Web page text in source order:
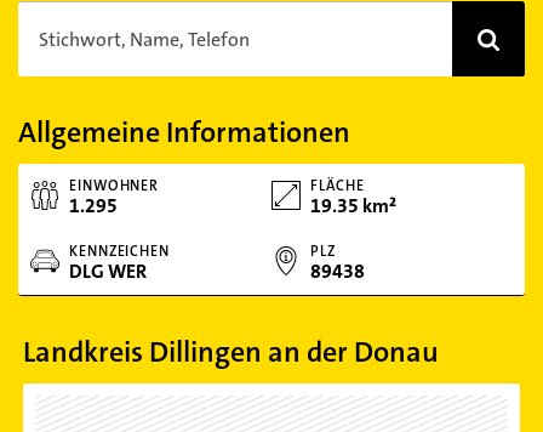
Stichwort, Name, Telefon
Allgemeine Informationen
EINWOHNER
1.295
FLÄCHE
19.35 km²
KENNZEICHEN
DLG WER
PLZ
89438
Landkreis Dillingen an der Donau